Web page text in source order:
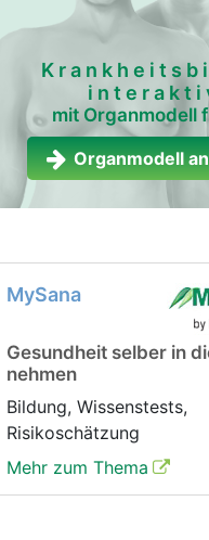
mit Organmodell
Organmodell
MySana
Gesundheit selber in
nehmen
Bildung, Wissenstests,
Risikoschätzung
Mehr zum Thema